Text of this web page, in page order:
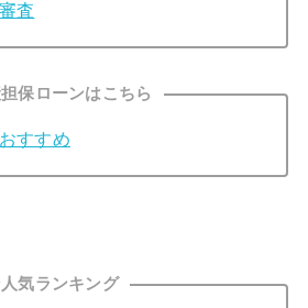
査
保ローンはこちら
すすめ
気ランキング